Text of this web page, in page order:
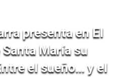
presenta en El
María su
el sueño… y el